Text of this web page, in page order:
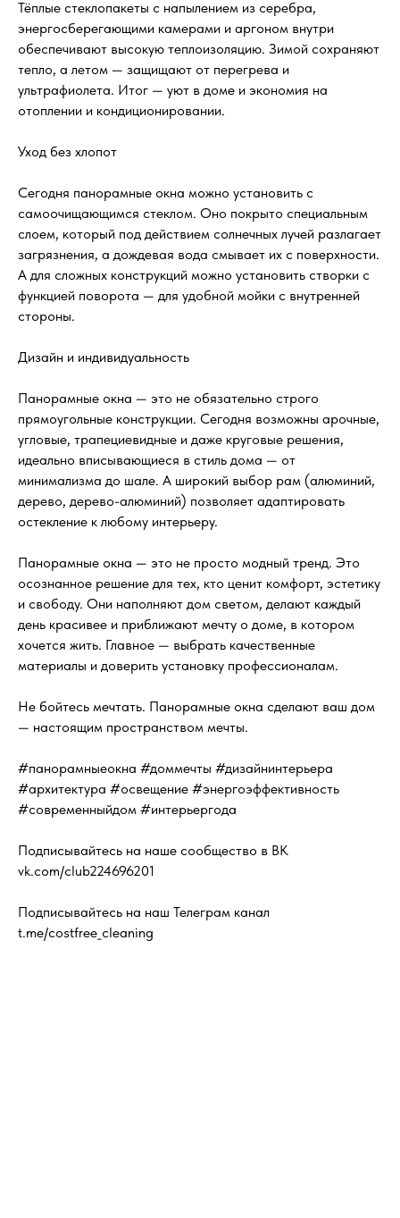
Тёплые стеклопакеты с напылением из серебра,
энергосберегающими камерами и аргоном внутри
обеспечивают высокую теплоизоляцию. Зимой сохраняют
тепло, а летом — защищают от перегрева и
ультрафиолета. Итог — уют в доме и экономия на
отоплении и кондиционировании.
Уход без хлопот
Сегодня панорамные окна можно установить с
самоочищающимся стеклом. Оно покрыто специальным
слоем, который под действием солнечных лучей разлагает
загрязнения, а дождевая вода смывает их с поверхности.
А для сложных конструкций можно установить створки с
функцией поворота — для удобной мойки с внутренней
стороны.
Дизайн и индивидуальность
Панорамные окна — это не обязательно строго
прямоугольные конструкции. Сегодня возможны арочные,
угловые, трапециевидные и даже круговые решения,
идеально вписывающиеся в стиль дома — от
минимализма до шале. А широкий выбор рам (алюминий,
дерево, дерево-алюминий) позволяет адаптировать
остекление к любому интерьеру.
Панорамные окна — это не просто модный тренд. Это
осознанное решение для тех, кто ценит комфорт, эстетику
и свободу. Они наполняют дом светом, делают каждый
день красивее и приближают мечту о доме, в котором
хочется жить. Главное — выбрать качественные
материалы и доверить установку профессионалам.
Не бойтесь мечтать. Панорамные окна сделают ваш дом
— настоящим пространством мечты.
#панорамныеокна #доммечты #дизайнинтерьера
#архитектура #освещение #энергоэффективность
#современныйдом #интерьергода
Подписывайтесь на наше сообщество в ВК
vk.com/club224696201
Подписывайтесь на наш Телеграм канал
t.me/costfree_cleaning